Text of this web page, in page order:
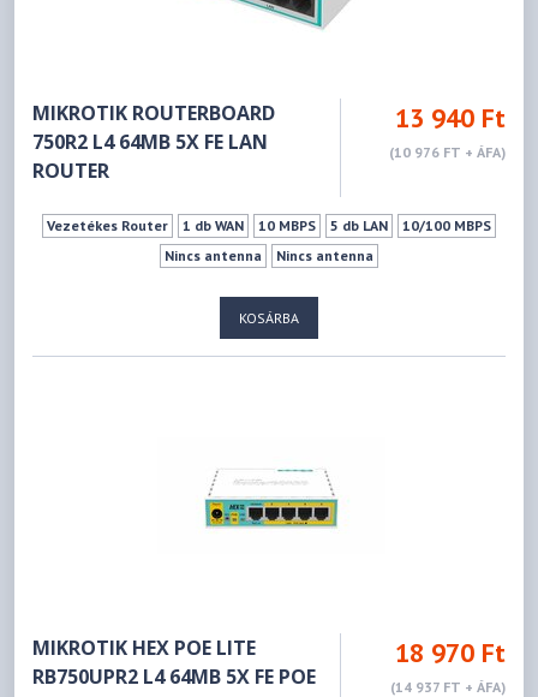
MIKROTIK ROUTERBOARD
750R2 L4 64MB 5X FE LAN
ROUTER
13 940 Ft
(10 976 FT + ÁFA)
Vezetékes Router 1 db WAN 10 MBPS 5 db LAN
10/100 MBPS
Nincs antenna
Nincs antenna
KOSÁRBA
MIKROTIK HEX POE LITE
RB750UPR2 L4 64MB 5X FE POE
18 970 Ft
(14 937 FT + ÁFA)